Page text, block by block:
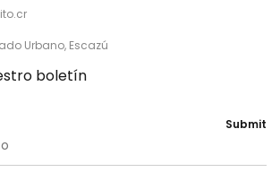
Urbano, Escazú
boletín
Submit